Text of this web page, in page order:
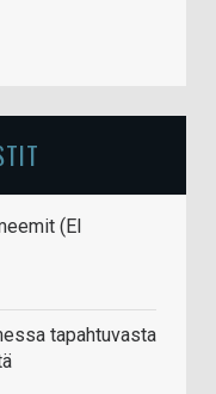
(EI
tapahtuvasta